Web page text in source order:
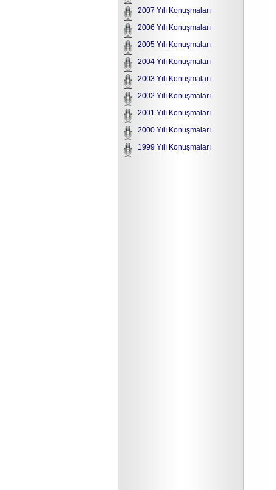
2007 Yılı Konuşmaları
2006 Yılı Konuşmaları
2005 Yılı Konuşmaları
2004 Yılı Konuşmaları
2003 Yılı Konuşmaları
2002 Yılı Konuşmaları
2001 Yılı Konuşmaları
2000 Yılı Konuşmaları
1999 Yılı Konuşmaları